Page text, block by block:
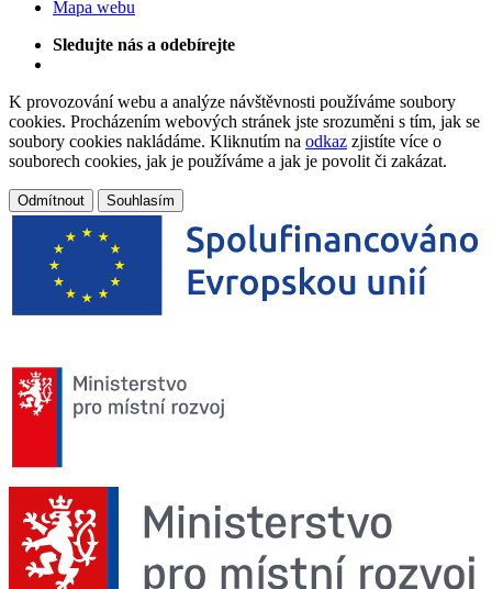
Mapa webu
Sledujte nás a odebírejte
K provozování webu a analýze návštěvnosti používáme soubory
cookies. Procházením webových stránek jste srozuměni s tím, jak se
soubory cookies nakládáme. Kliknutím na odkaz zjistíte více o
souborech cookies, jak je používáme a jak je povolit či zakázat.
Odmítnout Souhlasím